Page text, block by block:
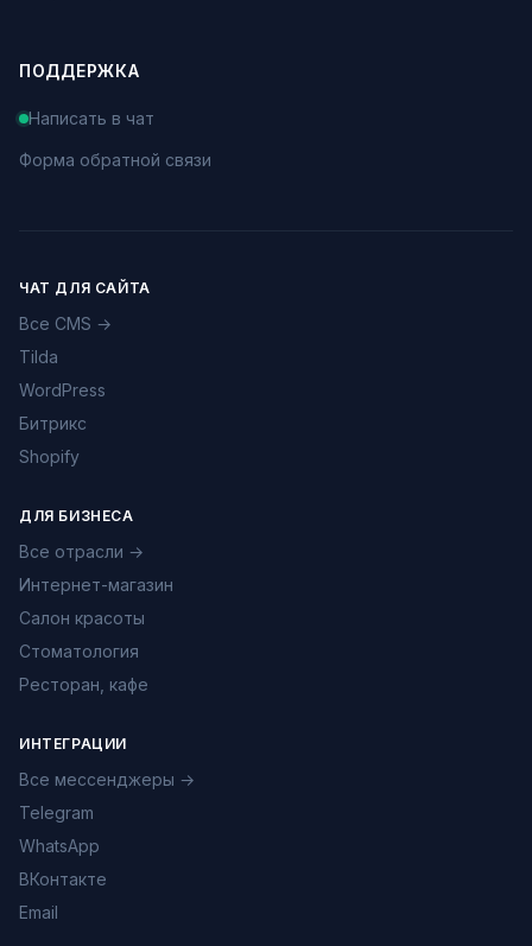
ПОДДЕРЖКА
Написать в чат
Форма обратной связи
ЧАТ ДЛЯ САЙТА
Все CMS →
Tilda
WordPress
Битрикс
Shopify
ДЛЯ БИЗНЕСА
Все отрасли →
Интернет-магазин
Салон красоты
Стоматология
Ресторан, кафе
ИНТЕГРАЦИИ
Все мессенджеры →
Telegram
WhatsApp
ВКонтакте
Email